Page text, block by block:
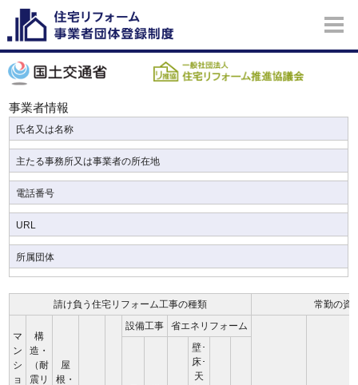
事業者情報
氏名又は名称
主たる事務所又は事業者の所在地
電話番号
URL
所属団体
請け負う住宅リフォーム工事の種類 常勤の資
マ
ン
シ
ョ
構
造・
（耐
震リ
屋
根・
設備工事 省エネリフォーム
壁･
床･
天